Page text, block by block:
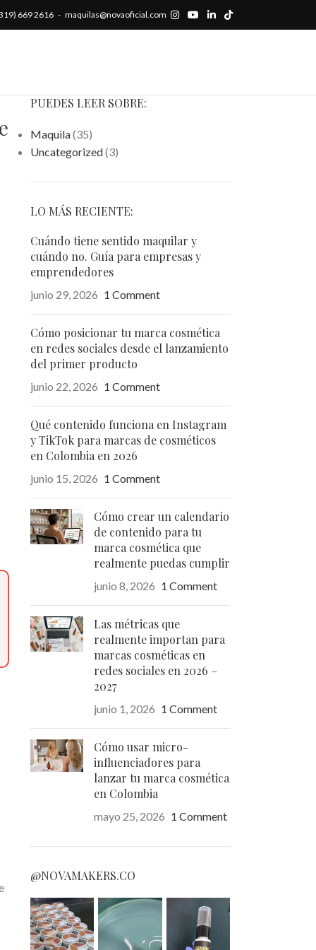
669 2616 - maquilas@novaoficial.com
PUEDES LEER SOBRE:
Maquila(35)
Uncategorized(3)
LO MÁS RECIENTE:
Cuándo tiene sentido maquilar y
cuándo no. Guía para empresas y
emprendedores
junio 29, 2026 1 Comment
Cómo posicionar tu marca cosmética
en redes sociales desde el lanzamiento
del primer producto
junio 22, 2026 1 Comment
Qué contenido funciona en Instagram
y TikTok para marcas de cosméticos
en Colombia en 2026
junio 15, 2026 1 Comment
Cómo crear un calendario
de contenido para tu
marca cosmética que
realmente puedas cumplir
junio 8, 2026 1 Comment
Las métricas que
realmente importan para
marcas cosméticas en
redes sociales en 2026 –
2027
junio 1, 2026 1 Comment
Cómo usar micro-
influenciadores para
lanzar tu marca cosmética
en Colombia
mayo 25, 2026 1 Comment
@NOVAMAKERS.CO